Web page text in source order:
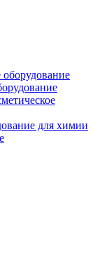
для химии